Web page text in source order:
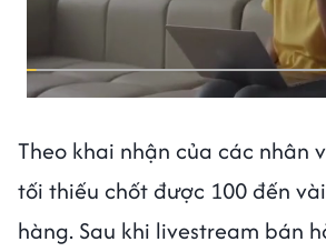
Theo khai nhận của các nhân
tối thiếu chốt được 100 đến
hàng. Sau khi livestream bán